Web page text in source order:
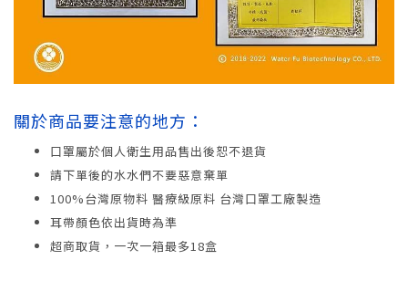
關於商品要注意的地方：
口罩屬於個人衛生用品售出後恕不退貨
請下單後的水水們不要惡意棄單
100%台灣原物料 醫療級原料 台灣口罩工廠製造
耳帶顏色依出貨時為準
超商取貨，一次一箱最多18盒